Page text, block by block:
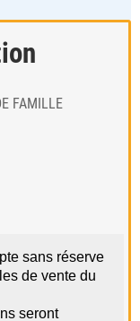
FAMILLE
sans réserve
de vente du
seront